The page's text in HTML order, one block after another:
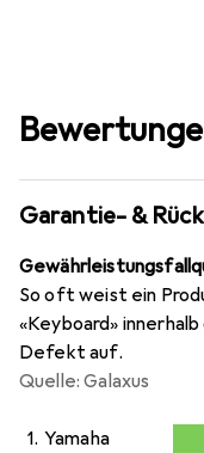
Garantie- &
So oft weist ein
«Keyboard»
Defekt auf.
Quelle: Galaxus
1. Yamaha